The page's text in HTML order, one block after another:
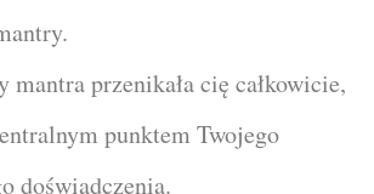
mantra przenikała cię całkowicie,
punktem Twojego
doświadczenia.